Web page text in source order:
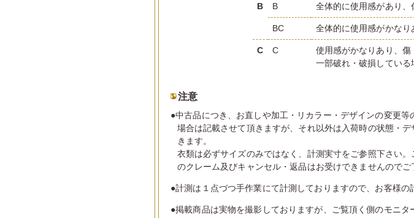
B B 全体的に使用感があり
BC 全体的に使用感がかな
C C
使用感がかなりあり、傷
一部破れ・破損してい
注意
●中古品につき、お直しや加工・リカラー・デザインの変更
場合は記載させて頂きますが、それ以外は入荷時の状態・
きます。
衣類は必ずサイズのみではなく、計測実寸をご参照下さい
のクレーム及びキャンセル・返品はお受けできませんのでご
●計測は１点づつ手作業にて計測しておりますので、お客様の
●掲載商品は実物を撮影しておりますが、ご覧頂く側のモニ